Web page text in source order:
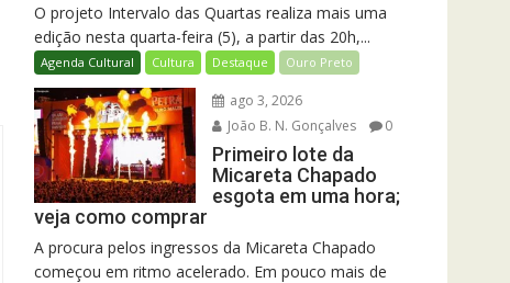
O projeto Intervalo das Quartas realiza mais uma
edição nesta quarta-feira (5), a partir das 20h,...
Agenda Cultural Cultura Destaque Ouro Preto
ago 3, 2026
João B. N. Gonçalves
0
Primeiro lote da
Micareta Chapado
esgota em uma hora;
veja como comprar
A procura pelos ingressos da Micareta Chapado
começou em ritmo acelerado. Em pouco mais de